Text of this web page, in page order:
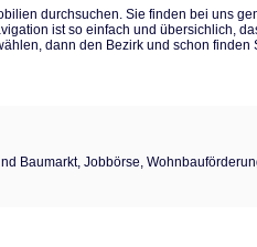
durchsuchen. Sie finden bei uns
ist so einfach und übersichlich,
dann den Bezirk und schon finden
Baumarkt, Jobbörse,